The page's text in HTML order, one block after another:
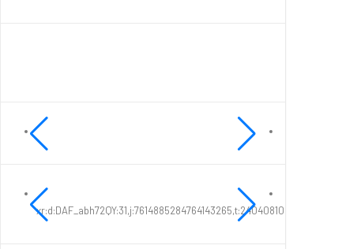
xr:d:DAF_abh72QY:31,j:7614885284764143265,t:24040810